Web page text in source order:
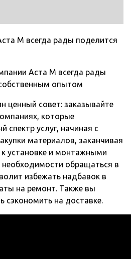
Аста М всегда рады
опытом
ценный совет: заказывайте
которые
спектр услуг, начиная с
материалов, заканчивая
установке и монтажными
необходимости обращаться в
избежать надбавок в
на ремонт. Также вы
сэкономить на доставке.